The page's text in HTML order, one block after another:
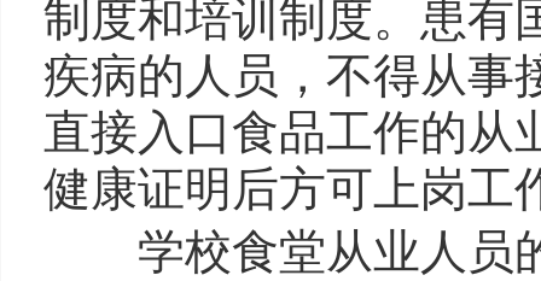
制度和培训制度。患有
疾病的人员，不得从事
直接入口食品工作的从
健康证明后方可上岗工
学校食堂从业人员的